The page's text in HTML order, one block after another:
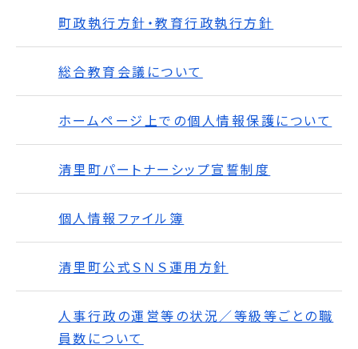
町政執行方針・教育行政執行方針
総合教育会議について
ホームページ上での個人情報保護について
清里町パートナーシップ宣誓制度
個人情報ファイル簿
清里町公式ＳＮＳ運用方針
人事行政の運営等の状況／等級等ごとの職
員数について